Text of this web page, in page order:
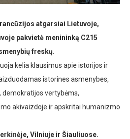
atgarsiai Lietuvoje,
pakvietė menininką C215
freskų.
kelia klausimus apie istorijos ir
istorines asmenybes,
demokratijos vertybėms,
akivaizdoje ir apskritai humanizmo
Vilniuje ir Šiauliuose.